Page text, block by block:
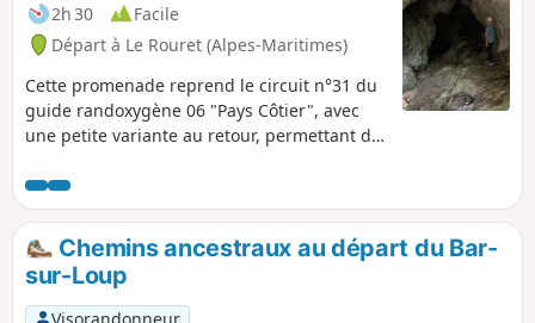
2h 30
Facile
Départ à Le Rouret (Alpes-Maritimes)
Cette promenade reprend le circuit n°31 du
guide randoxygène 06 "Pays Côtier", avec
une petite variante au retour, permettant de
Depuis l'oppidum du sommet, dont il ne
reste que quelques murets, on bénéficie
d'une très belle vue sur la vallée du Loup, la
barre du Cheiron et les villages de Bar-sur-
Loup et de Gourdon... et de l'autre côté,
jusqu'à la mer.
Chemins ancestraux au départ du Bar-
sur-Loup
Visorandonneur